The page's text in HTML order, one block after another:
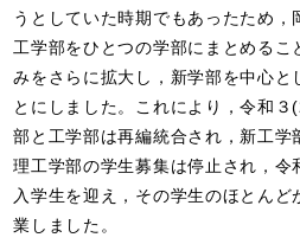
うとしていた時期でもあったため，
工学部をひとつの学部にまとめるこ
みをさらに拡大し，新学部を中心と
とにしました。これにより，令和３
部と工学部は再編統合され，新工学
理工学部の学生募集は停止され，令
入学生を迎え，その学生のほとんど
業しました。